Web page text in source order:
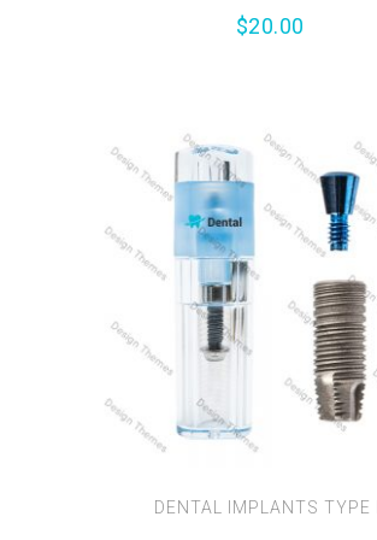
$20.00
DENTAL IMPLANTS TYPE II